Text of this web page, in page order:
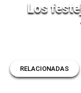
Los
RELACIONADAS